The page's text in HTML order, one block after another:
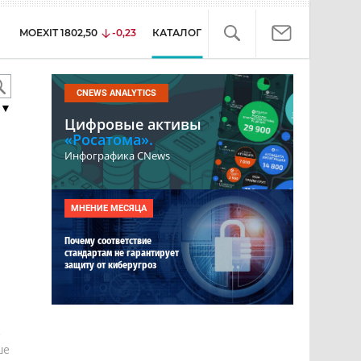
MOEXIT 1802,50 -0,23 КАТАЛОГ
CNEWS ANALYTICS
Цифровые активы
«Росатома».
Инфографика CNews
МНЕНИЕ МЕСЯЦА
Почему соответствие
стандартам не гарантирует
защиту от киберугроз